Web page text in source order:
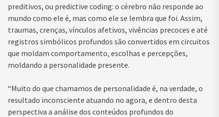
preditivos, ou predictive coding: o cérebro não responde ao
mundo como ele é, mas como ele se lembra que foi. Assim,
traumas, crenças, vínculos afetivos, vivências precoces e até
registros simbólicos profundos são convertidos em circuitos
que moldam comportamento, escolhas e percepções,
moldando a personalidade presente.
“Muito do que chamamos de personalidade é, na verdade, o
resultado inconsciente atuando no agora, e dentro desta
perspectiva a análise dos conteúdos profundos do